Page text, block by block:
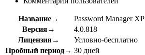
Название→
Password Manager XP
Версия→
4.0.818
Лицензия→
Условно-бесплатно
Пробный период→ 30 дней